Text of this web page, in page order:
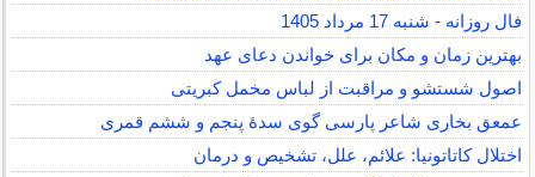
فال روزانه - شنبه 17 مرداد 1405
بهترین زمان و مکان برای خواندن دعای عهد
اصول شستشو و مراقبت از لباس مخمل کبریتی
عمعق بخاری شاعر پارسی گوی سدهٔ پنجم و ششم قمری
اختلال کاتاتونیا: علائم، علل، تشخیص و درمان